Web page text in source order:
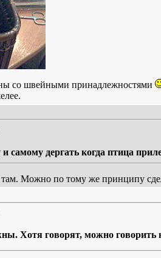
со швейными принадлежностями
самому дергать когда птица
Можно по тому же принципу
Хотя говорят, можно говорить